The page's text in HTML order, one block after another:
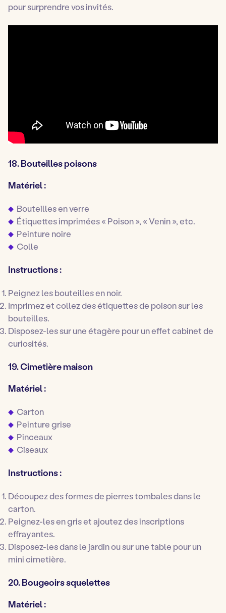
pour surprendre vos invités.
18. Bouteilles poisons
Matériel :
Bouteilles en verre
Étiquettes imprimées « Poison », « Venin », etc.
Peinture noire
Colle
Instructions :
Peignez les bouteilles en noir.
Imprimez et collez des étiquettes de poison sur les
bouteilles.
Disposez-les sur une étagère pour un effet cabinet de
curiosités.
19. Cimetière maison
Matériel :
Carton
Peinture grise
Pinceaux
Ciseaux
Instructions :
Découpez des formes de pierres tombales dans le
carton.
Peignez-les en gris et ajoutez des inscriptions
effrayantes.
Disposez-les dans le jardin ou sur une table pour un
mini cimetière.
20. Bougeoirs squelettes
Matériel :